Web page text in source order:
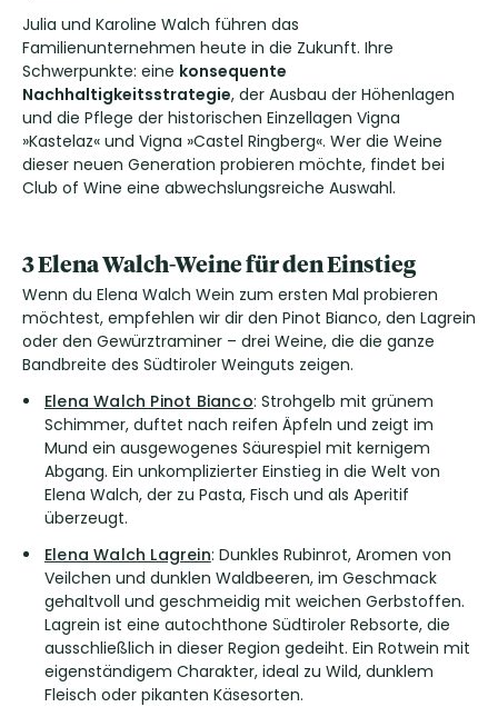
Julia und Karoline Walch führen das
Familienunternehmen heute in die Zukunft. Ihre
Schwerpunkte: eine konsequente
Nachhaltigkeitsstrategie, der Ausbau der Höhenlagen
und die Pflege der historischen Einzellagen Vigna
»Kastelaz« und Vigna »Castel Ringberg«. Wer die Weine
dieser neuen Generation probieren möchte, findet bei
Club of Wine eine abwechslungsreiche Auswahl.
3 Elena Walch-Weine für den Einstieg
Wenn du Elena Walch Wein zum ersten Mal probieren
möchtest, empfehlen wir dir den Pinot Bianco, den Lagrein
oder den Gewürztraminer – drei Weine, die die ganze
Bandbreite des Südtiroler Weinguts zeigen.
Elena Walch Pinot Bianco: Strohgelb mit grünem
Schimmer, duftet nach reifen Äpfeln und zeigt im
Mund ein ausgewogenes Säurespiel mit kernigem
Abgang. Ein unkomplizierter Einstieg in die Welt von
Elena Walch, der zu Pasta, Fisch und als Aperitif
überzeugt.
Elena Walch Lagrein: Dunkles Rubinrot, Aromen von
Veilchen und dunklen Waldbeeren, im Geschmack
gehaltvoll und geschmeidig mit weichen Gerbstoffen.
Lagrein ist eine autochthone Südtiroler Rebsorte, die
ausschließlich in dieser Region gedeiht. Ein Rotwein mit
eigenständigem Charakter, ideal zu Wild, dunklem
Fleisch oder pikanten Käsesorten.